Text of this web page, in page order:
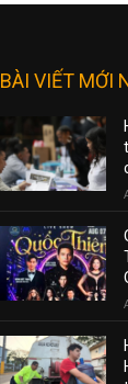
BÀI VIẾT MỚI